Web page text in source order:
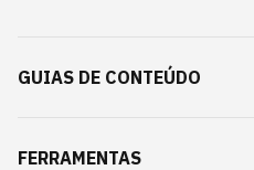
GUIAS DE CONTEÚDO
FERRAMENTAS